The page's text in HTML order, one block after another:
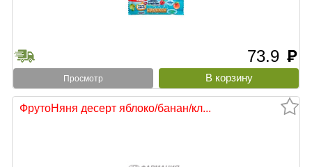
73.9 руб
Просмотр
ФрутоНяня десерт яблоко/банан/кл...